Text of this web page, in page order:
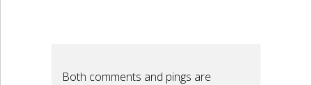
Both comments and pings are